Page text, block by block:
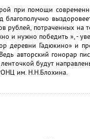
при помощи
благополучно
рублей, потраченных
и нужно победить », -
деревни Гадюкино» и
авторский гонорар
будут
им. Н.Н.Блохина.